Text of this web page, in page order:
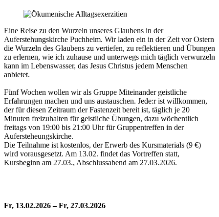
Eine Reise zu den Wurzeln unseres Glaubens in der
Auferstehungskirche Puchheim. Wir laden ein in der Zeit vor Ostern
die Wurzeln des Glaubens zu vertiefen, zu reflektieren und Übungen
zu erlernen, wie ich zuhause und unterwegs mich täglich verwurzeln
kann im Lebenswasser, das Jesus Christus jedem Menschen
anbietet.
Fünf Wochen wollen wir als Gruppe Miteinander geistliche
Erfahrungen machen und uns austauschen. Jede:r ist willkommen,
der für diesen Zeitraum der Fastenzeit bereit ist, täglich je 20
Minuten freizuhalten für geistliche Übungen, dazu wöchentlich
freitags von 19:00 bis 21:00 Uhr für Gruppentreffen in der
Aufersteheungskirche.
Die Teilnahme ist kostenlos, der Erwerb des Kursmaterials (9 €)
wird vorausgesetzt. Am 13.02. findet das Vortreffen statt,
Kursbeginn am 27.03., Abschlussabend am 27.03.2026.
Fr, 13.02.2026 – Fr, 27.03.2026